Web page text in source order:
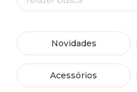
Novidades
Acessórios